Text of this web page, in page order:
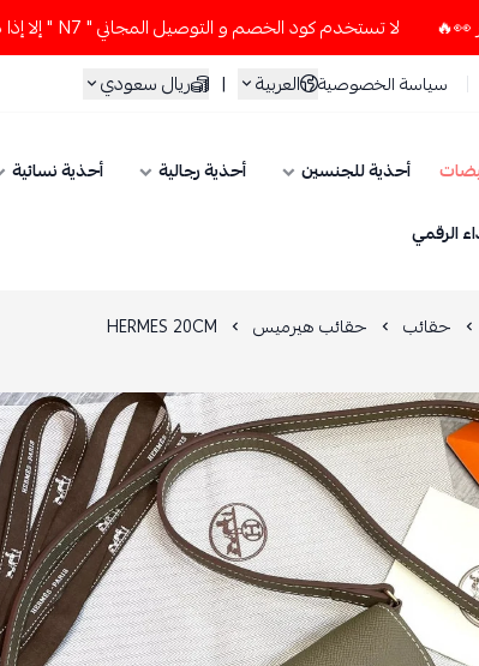
لا تستخدم كود الخصم و التوصيل المجاني " N7 " إلا إذا طلبت قطعتين أو أكثر 👀🔥
سياسة الخصوصية العربية | ريال سعودي
أحذية للجنسين أحذية رجالية أحذية نسائية
الرقمي
حقائب حقائب هيرميس HERMES 20CM